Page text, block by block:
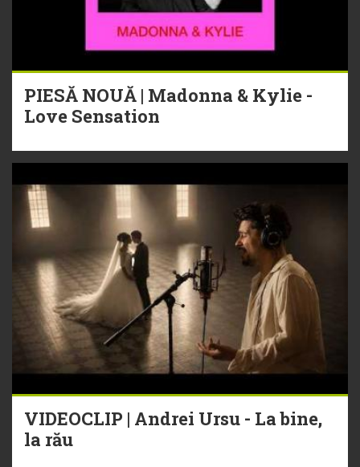
PIESĂ NOUĂ | Madonna & Kylie -
Love Sensation
VIDEOCLIP | Andrei Ursu - La bine,
la rău